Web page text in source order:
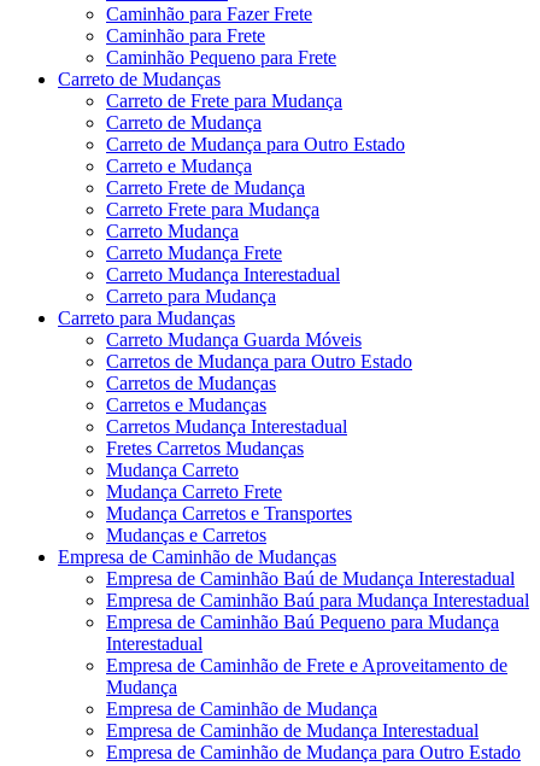
Caminhão para Fazer Frete
Caminhão para Frete
Caminhão Pequeno para Frete
Carreto de Mudanças
Carreto de Frete para Mudança
Carreto de Mudança
Carreto de Mudança para Outro Estado
Carreto e Mudança
Carreto Frete de Mudança
Carreto Frete para Mudança
Carreto Mudança
Carreto Mudança Frete
Carreto Mudança Interestadual
Carreto para Mudança
Carreto para Mudanças
Carreto Mudança Guarda Móveis
Carretos de Mudança para Outro Estado
Carretos de Mudanças
Carretos e Mudanças
Carretos Mudança Interestadual
Fretes Carretos Mudanças
Mudança Carreto
Mudança Carreto Frete
Mudança Carretos e Transportes
Mudanças e Carretos
Empresa de Caminhão de Mudanças
Empresa de Caminhão Baú de Mudança Interestadual
Empresa de Caminhão Baú para Mudança Interestadual
Empresa de Caminhão Baú Pequeno para Mudança
Interestadual
Empresa de Caminhão de Frete e Aproveitamento de
Mudança
Empresa de Caminhão de Mudança
Empresa de Caminhão de Mudança Interestadual
Empresa de Caminhão de Mudança para Outro Estado